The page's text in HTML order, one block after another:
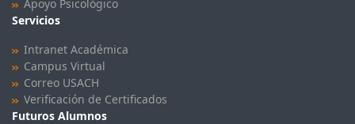
Apoyo Psicológico
Servicios
Intranet Académica
Campus Virtual
Correo USACH
Verificación de Certificados
Futuros Alumnos